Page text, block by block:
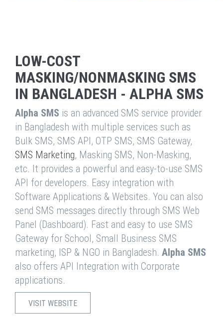
LOW-COST
MASKING/NONMASKING SMS
IN BANGLADESH - ALPHA SMS
Alpha SMS is an advanced SMS service provider
in Bangladesh with multiple services such as
Bulk SMS, SMS API, OTP SMS, SMS Gateway,
SMS Marketing, Masking SMS, Non-Masking,
etc. It provides a powerful and easy-to-use SMS
API for developers. Easy integration with
Software Applications & Websites. You can also
send SMS messages directly through SMS Web
Panel (Dashboard). Fast and easy to use SMS
Gateway for School, Small Business SMS
marketing, ISP & NGO in Bangladesh. Alpha SMS
also offers API Integration with Corporate
applications.
VISIT WEBSITE